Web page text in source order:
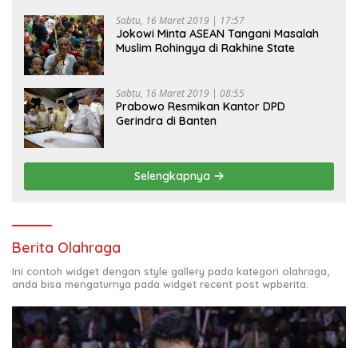
Sabtu, 16 Maret 2019 | 17:57
Jokowi Minta ASEAN Tangani Masalah
Muslim Rohingya di Rakhine State
Sabtu, 16 Maret 2019 | 08:55
Prabowo Resmikan Kantor DPD
Gerindra di Banten
Selengkapnya
Berita Olahraga
Ini contoh widget dengan style gallery pada kategori olahraga,
anda bisa mengaturnya pada widget recent post wpberita.